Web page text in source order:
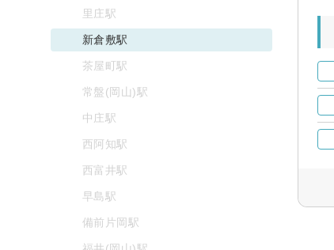
里庄駅
新倉敷駅
茶屋町駅
常盤(岡山)駅
中庄駅
西阿知駅
西富井駅
早島駅
備前片岡駅